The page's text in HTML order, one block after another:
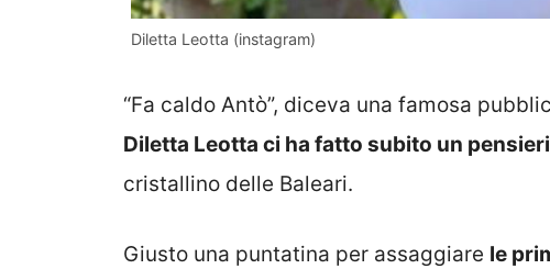
Diletta Leotta (instagram)
“Fa caldo Antò”, diceva una famosa
Diletta Leotta ci ha fatto subito un
cristallino delle Baleari.
Giusto una puntatina per assaggiare le